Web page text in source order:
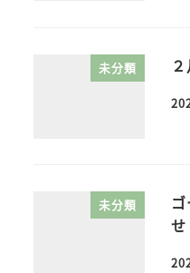
未分類
未分類
せ